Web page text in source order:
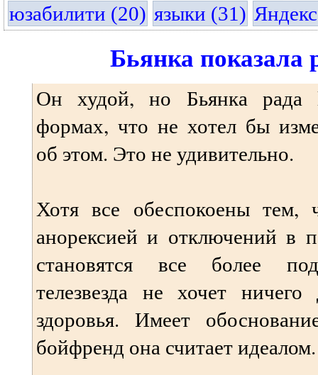
юзабилити (20) языки (31)
Бьянка показала
Он худой, но Бьянка рада
формах, что не хотел бы
об этом. Это не удивительно.
Хотя все обеспокоены тем,
анорексией и отключений в
становятся все более
телезвезда не хочет
здоровья. Имеет
бойфренд она считает идеалом.